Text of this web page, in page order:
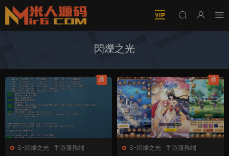
閃爍之光
S-閃爍之光 · 手遊服務端
薦
S-閃爍之光 · 手遊服務端
薦